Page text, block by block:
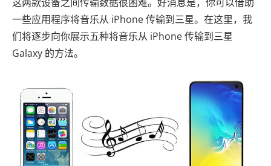
一些应用程序将音乐从 iPhone 传输到三星。在这里，我
们将逐步向你展示五种将音乐从 iPhone 传输到三星
Galaxy 的方法。